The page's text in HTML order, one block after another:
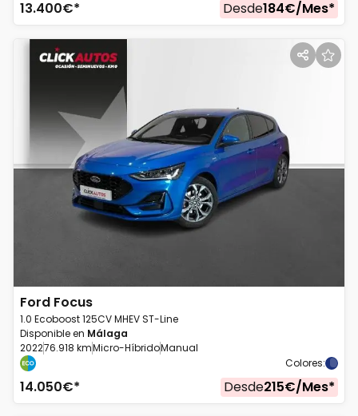
13.400€* Desde184€/Mes*
Ford Focus
1.0 Ecoboost 125CV MHEV ST-Line
Disponible en Málaga
202276.918 kmMicro-HíbridoManual
Colores:
14.050€* Desde215€/Mes*